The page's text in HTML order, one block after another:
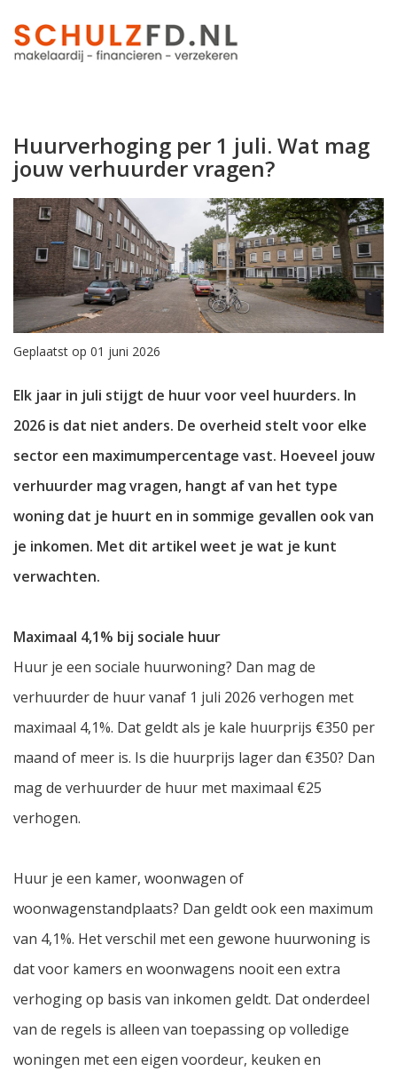
Huurverhoging per 1 juli. Wat mag
jouw verhuurder vragen?
Geplaatst op 01 juni 2026
Elk jaar in juli stijgt de huur voor veel huurders. In
2026 is dat niet anders. De overheid stelt voor elke
sector een maximumpercentage vast. Hoeveel jouw
verhuurder mag vragen, hangt af van het type
woning dat je huurt en in sommige gevallen ook van
je inkomen. Met dit artikel weet je wat je kunt
verwachten.
Maximaal 4,1% bij sociale huur
Huur je een sociale huurwoning? Dan mag de
verhuurder de huur vanaf 1 juli 2026 verhogen met
maximaal 4,1%. Dat geldt als je kale huurprijs €350 per
maand of meer is. Is die huurprijs lager dan €350? Dan
mag de verhuurder de huur met maximaal €25
verhogen.
Huur je een kamer, woonwagen of
woonwagenstandplaats? Dan geldt ook een maximum
van 4,1%. Het verschil met een gewone huurwoning is
dat voor kamers en woonwagens nooit een extra
verhoging op basis van inkomen geldt. Dat onderdeel
van de regels is alleen van toepassing op volledige
woningen met een eigen voordeur, keuken en